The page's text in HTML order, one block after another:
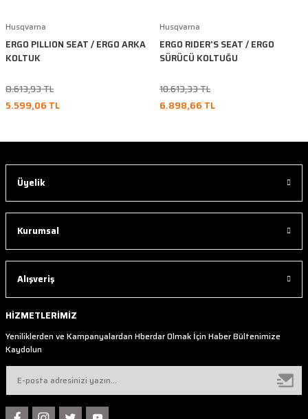
Husqvarna
ERGO PILLION SEAT / ERGO ARKA
KOLTUK
8.613,93 TL
5.599,06 TL
Husqvarna
ERGO RIDER'S SEAT / ERGO
SÜRÜCÜ KOLTUĞU
10.613,33 TL
6.898,66 TL
Üyelik
Kurumsal
Alışveriş
HİZMETLERİMİZ
Yeniliklerden ve Kampanyalardan Hberdar Olmak İçin Haber Bültenimize
Kaydolun